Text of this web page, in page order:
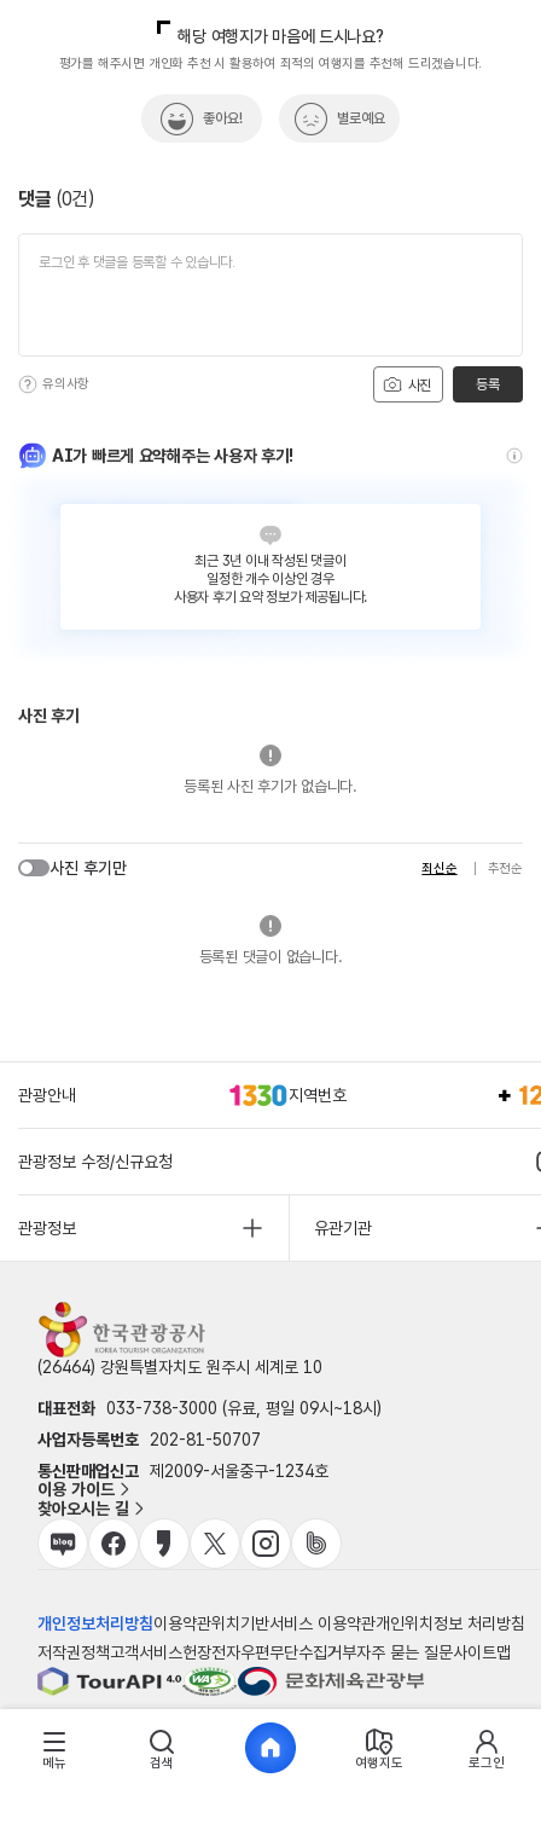
해당 여행지가 마음에 드시나요?
평가를 해주시면 개인화 추천 시 활용하여 최적의 여행지를 추천해 드리겠습니다.
좋아요! 별로예요
댓글 (0건)
사진
유의사항 등록
AI가 빠르게 요약해주는 사용자 후기!
최근 3년 이내 작성된 댓글이
일정한 개수 이상인 경우
사용자 후기 요약 정보가 제공됩니다.
사진 후기
등록된 사진 후기가 없습니다.
사진 후기만 최신순 추천순
등록된 댓글이 없습니다.
관광안내 지역번호
관광정보 수정/신규요청
관광정보 유관기관
(26464) 강원특별자치도 원주시 세계로 10
대표전화 033-738-3000 (유료, 평일 09시~18시)
사업자등록번호
202-81-50707
통신판매업신고 제2009-서울중구-1234호
이용 가이드
찾아오시는 길
개인정보처리방침이용약관위치기반서비스 이용약관개인위치정보 처리방침
저작권정책고객서비스헌장전자우편무단수집거부자주 묻는 질문사이트맵
© 한국관광공사
메뉴 검색 여행지도 로그인